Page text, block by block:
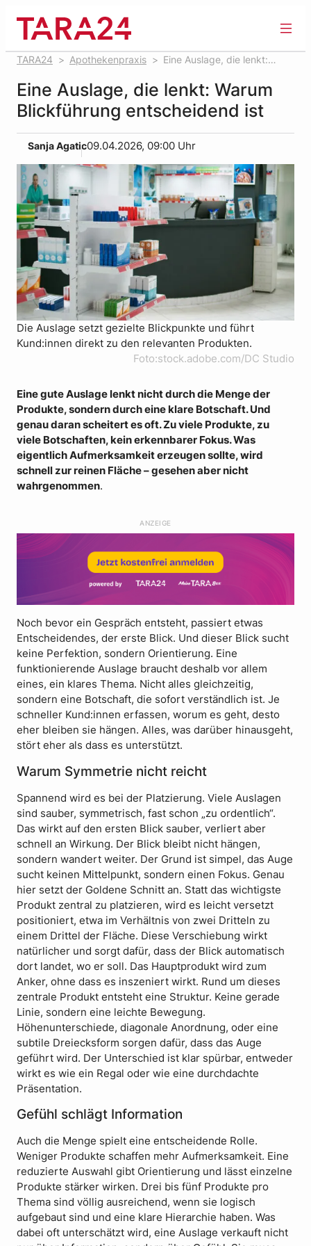
springen
TARA24 Apothekenpraxis
Eine Auslage, die lenkt:
Eine Auslage, die lenkt: Warum
Blickführung entscheidend ist
Sanja Agatic09.04.2026, 09:00 Uhr
Die Auslage setzt gezielte Blickpunkte und führt
Kund:innen direkt zu den relevanten Produkten.
Foto:stock.adobe.com/DC Studio
Eine gute Auslage lenkt nicht durch die Menge der
Produkte, sondern durch eine klare Botschaft. Und
genau daran scheitert es oft. Zu viele Produkte, zu
viele Botschaften, kein erkennbarer Fokus. Was
eigentlich Aufmerksamkeit erzeugen sollte, wird
schnell zur reinen Fläche – gesehen aber nicht
wahrgenommen.
ANZEIGE
Noch bevor ein Gespräch entsteht, passiert etwas
Entscheidendes, der erste Blick. Und dieser Blick sucht
keine Perfektion, sondern Orientierung. Eine
funktionierende Auslage braucht deshalb vor allem
eines, ein klares Thema. Nicht alles gleichzeitig,
sondern eine Botschaft, die sofort verständlich ist. Je
schneller Kund:innen erfassen, worum es geht, desto
eher bleiben sie hängen. Alles, was darüber hinausgeht,
stört eher als dass es unterstützt.
Warum Symmetrie nicht reicht
Spannend wird es bei der Platzierung. Viele Auslagen
sind sauber, symmetrisch, fast schon „zu ordentlich“.
Das wirkt auf den ersten Blick sauber, verliert aber
schnell an Wirkung. Der Blick bleibt nicht hängen,
sondern wandert weiter. Der Grund ist simpel, das Auge
sucht keinen Mittelpunkt, sondern einen Fokus. Genau
hier setzt der Goldene Schnitt an. Statt das wichtigste
Produkt zentral zu platzieren, wird es leicht versetzt
positioniert, etwa im Verhältnis von zwei Dritteln zu
einem Drittel der Fläche. Diese Verschiebung wirkt
natürlicher und sorgt dafür, dass der Blick automatisch
dort landet, wo er soll. Das Hauptprodukt wird zum
Anker, ohne dass es inszeniert wirkt. Rund um dieses
zentrale Produkt entsteht eine Struktur. Keine gerade
Linie, sondern eine leichte Bewegung.
Höhenunterschiede, diagonale Anordnung, oder eine
subtile Dreiecksform sorgen dafür, dass das Auge
geführt wird. Der Unterschied ist klar spürbar, entweder
wirkt es wie ein Regal oder wie eine durchdachte
Präsentation.
Gefühl schlägt Information
Auch die Menge spielt eine entscheidende Rolle.
Weniger Produkte schaffen mehr Aufmerksamkeit. Eine
reduzierte Auswahl gibt Orientierung und lässt einzelne
Produkte stärker wirken. Drei bis fünf Produkte pro
Thema sind völlig ausreichend, wenn sie logisch
aufgebaut sind und eine klare Hierarchie haben. Was
dabei oft unterschätzt wird, eine Auslage verkauft nicht